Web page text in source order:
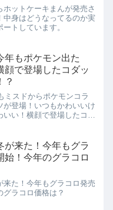
ホットケーキまんが発売さ
中身はどうなってるのか実
トしています。
年もポケモン出た
顔で登場したコダッ
？
ミスドからポケモンコラ
が登場！いつもかわいいけ
いい！横顔で登場したコダ
が来た！今年もグラ
始！今年のグラコロ
来た！今年もグラコロ発売
グラコロ価格は？